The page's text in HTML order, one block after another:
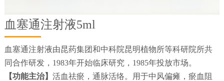
血塞通注射液5ml
血塞通注射液由昆药集团和中科院昆明植物所等科研院所共
同合作研发，1983年开始临床研究，1985年投放市场。
【功能主治】 活血祛瘀，通脉活络。用于中风偏瘫，瘀血阻